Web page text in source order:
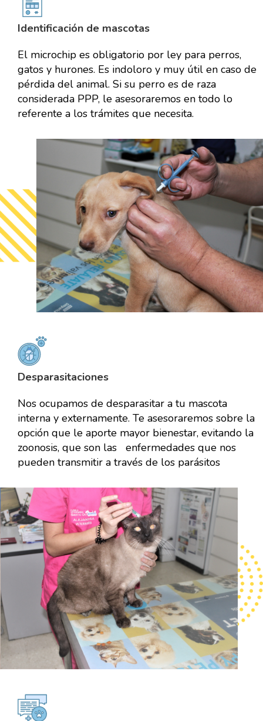
Identificación de mascotas
El microchip es obligatorio por ley para perros,
gatos y hurones. Es indoloro y muy útil en caso de
pérdida del animal. Si su perro es de raza
considerada PPP, le asesoraremos en todo lo
referente a los trámites que necesita.
Desparasitaciones
Nos ocupamos de desparasitar a tu mascota
interna y externamente. Te asesoraremos sobre la
opción que le aporte mayor bienestar, evitando la
zoonosis, que son las enfermedades que nos
pueden transmitir a través de los parásitos